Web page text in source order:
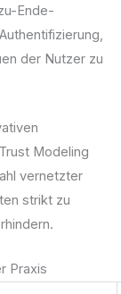
Ende-
der Nutzer zu
Modeling
vernetzter
strikt zu
Praxis